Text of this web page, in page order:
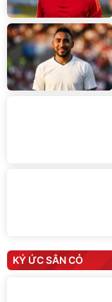
KÝ ỨC SÂN CỎ